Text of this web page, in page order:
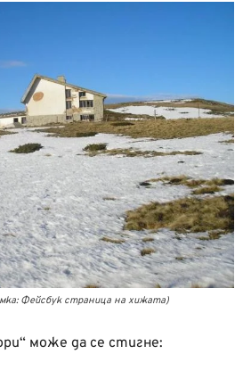
Фейсбук страница на хижата)
може да се стигне: